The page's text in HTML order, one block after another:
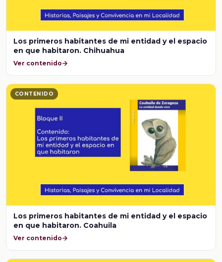
Los primeros habitantes de mi entidad y el espacio
en que habitaron. Chihuahua
Ver contenido
CONTENIDO
Los primeros habitantes de mi entidad y el espacio
en que habitaron. Coahuila
Ver contenido